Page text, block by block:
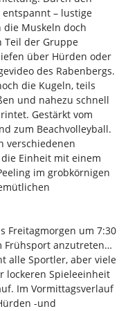
– lustige
Muskeln doch
Teil der Gruppe
über Hürden oder
des Rabenbergs.
die Kugeln, teils
und nahezu schnell
Gestärkt vom
zum Beachvolleyball.
verschiedenen
Einheit mit einem
im grobkörnigen
Freitagmorgen um 7:30
Frühsport anzutreten…
alle Sportler, aber viele
lockeren Spieleeinheit
Im Vormittagsverlauf
-und